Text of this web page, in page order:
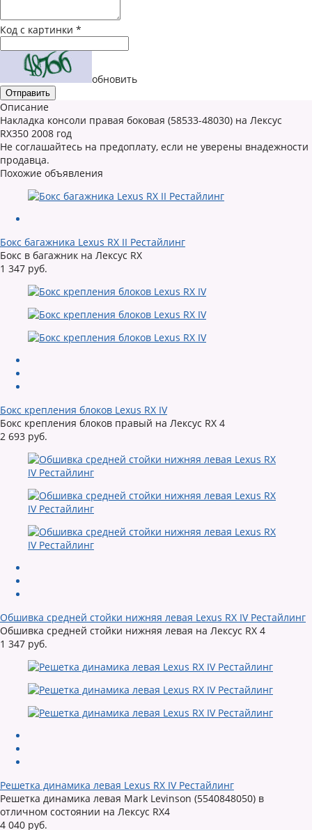
Код с картинки *
обновить
Описание
Накладка консоли правая боковая (58533-48030) на Лексус
RX350 2008 год
Не соглашайтесь на предоплату, если не уверены внадежности
продавца.
Похожие объявления
Бокс багажника Lexus RX II Рестайлинг
Бокс в багажник на Лексус RX
1 347 руб.
Бокс крепления блоков Lexus RX IV
Бокс крепления блоков правый на Лексус RX 4
2 693 руб.
Обшивка средней стойки нижняя левая Lexus RX IV Рестайлинг
Обшивка средней стойки нижняя левая на Лексус RX 4
1 347 руб.
Решетка динамика левая Lexus RX IV Рестайлинг
Решетка динамика левая Mark Levinson (5540848050) в
отличном состоянии на Лексус RX4
4 040 руб.